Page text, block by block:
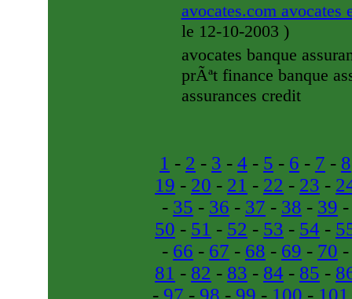
avocates.com
le 12-10-2003 )
avocates banque
prÃªt finance banque
assurances credit
1 - 2 - 3 - 4 - 5 - 6 - 7 - 8
19 - 20 - 21 - 22 - 23 -
- 35 - 36 - 37 - 38 - 39
50 - 51 - 52 - 53 - 54 -
- 66 - 67 - 68 - 69 - 70
81 - 82 - 83 - 84 - 85 -
- 97 - 98 - 99 - 100 - 101